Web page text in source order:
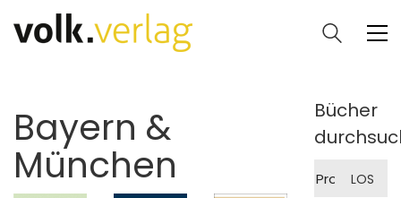
Bayern &
München
Bücher
nach:
LOS